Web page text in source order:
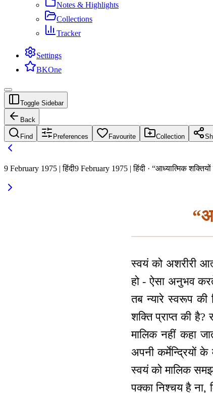
Notes & Highlights
Collections
Tracker
Settings
BKOne
Toggle Sidebar
Back
Find Preferences Favourite Collection
9 February 1975 | हिंदी9 February 1975 | हिंदी · “आध्यात्मिक शक्तियों
स्वयं को अशरीरी
हो - ऐसा अनुभव करते
तब न्यारे स्वरूप की
शक्ति प्राप्त की है?
मालिक नहीं कहा
अपनी कर्मेन्द्रियों
स्वयं को मालिक
पक्का निश्चय है ना,